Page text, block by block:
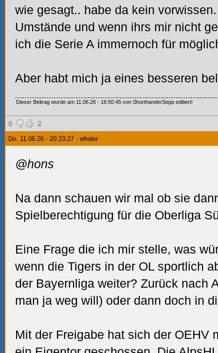
wie gesagt.. habe da kein
Umstände und wenn ihrs mir nicht
ich die Serie A immernoch für
Aber habt mich ja eines besseren
Dieser Beitrag wurde am 11.06.26 - 16:50:45 von ShorthanderSepp editiert!
0 2
Do. 11.06.26 - 20:23:27 - whaler
@hons
Na dann schauen wir mal ob sie
Spielberechtigung für die Oberliga
Eine Frage die ich mir stelle, was
wenn die Tigers in der OL sportlich
der Bayernliga weiter? Zurück nach
man ja weg will) oder dann doch in
Mit der Freigabe hat sich der OEHV